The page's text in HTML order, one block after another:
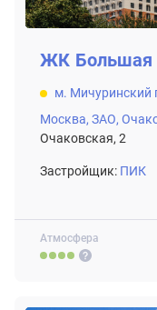
Атмосфера
ЖК Большая
м. Мичуринский
Москва, ЗАО,
Очаковская, 2
Застройщик: ПИК